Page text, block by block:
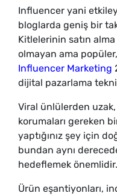
Influencer yani
bloglarda geniş bir
Kitlelerinin satın
olmayan ama
Influencer Marketing
dijital pazarlama
Viral ünlülerden
korumaları gereken
yaptığınız şey için
bundan aynı
hedeflemek önemlidir.
Ürün eşantiyonları,